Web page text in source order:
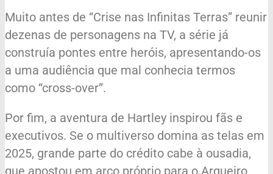
Muito antes de “Crise nas Infinitas Terras” reunir
dezenas de personagens na TV, a série já
construía pontes entre heróis, apresentando-os
a uma audiência que mal conhecia termos
como “cross-over”.
Por fim, a aventura de Hartley inspirou fãs e
executivos. Se o multiverso domina as telas em
2025, grande parte do crédito cabe à ousadia,
que apostou em arco próprio para o Arqueiro